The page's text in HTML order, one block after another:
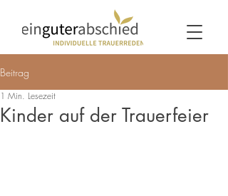
Beitrag
Kinder auf der Trauerfeier
1 Min. Lesezeit